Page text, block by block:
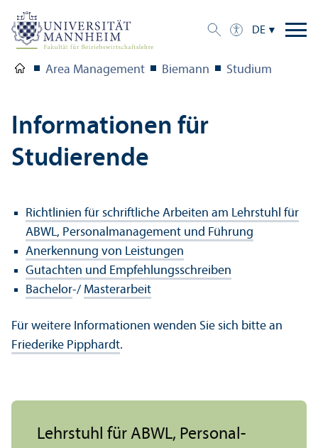
DE
Area Management Biemann Studium
Informationen für
Studierende
Richtlinien für schriftliche Arbeiten am Lehr­stuhl für
ABWL, Personal­management und Führung
Anerkennung von Leistungen
Gutachten und Empfehlungs­schreiben
Bachelor-/ Master­arbeit
Für weitere Informationen wenden Sie sich bitte an
Friederike Pipphardt.
Lehr­stuhl für ABWL, Personal­